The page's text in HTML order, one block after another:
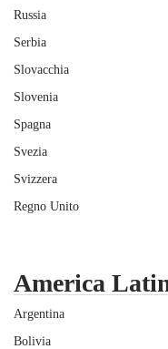
Russia
Serbia
Slovacchia
Slovenia
Spagna
Svezia
Svizzera
Regno Unito
America
Argentina
Bolivia